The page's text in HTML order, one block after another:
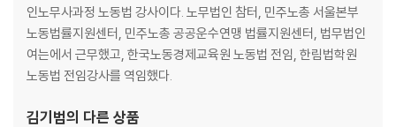
제8장. 벌칙
PART 04 개별법 부속법령
제1장. 최저임금법
제3장. 산업안전보건법
인노무사과정 노동법 강사이다. 노무법인 참터, 민주노총 서울본부
노동법률지원센터, 민주노총 공공운수연맹 법률지원센터, 법무법인
여는에서 근무했고, 한국노동경제교육원 노동법 전임, 한림법학원
노동법 전임강사를 역임했다.
김기범의 다른 상품